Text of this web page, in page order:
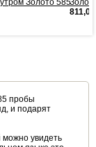
Золото 585
пробы
и подарят
можно увидеть